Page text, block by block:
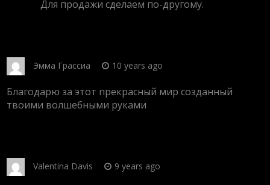
Для продажи сделаем по-другому.
Эмма Грассиа 10 years ago
Благодарю за этот прекрасный мир созданный
твоими волшебными руками
Valentina Davis 9 years ago